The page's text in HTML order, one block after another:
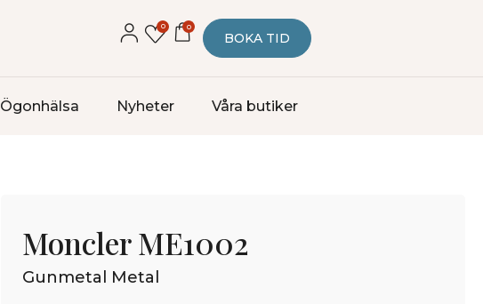
0 0
BOKA TID
Ögonhälsa Nyheter Våra butiker
Moncler ME1002
Gunmetal Metal